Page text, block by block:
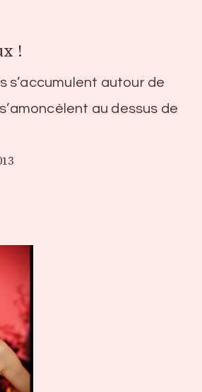
!
autour de
au dessus de